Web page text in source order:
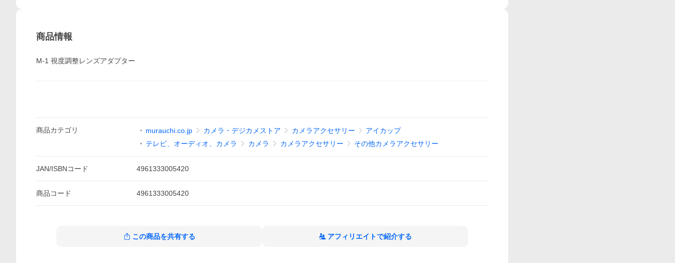
商品情報
M-1 視度調整レンズアダプター
商品カテゴリ murauchi.co.jp カメラ・デジカメストア カメラアクセサリー
アイカップ
テレビ、オーディオ、カメラ
カメラ カメラアクセサリー その他カメラアクセサリー
JAN/ISBNコード 4961333005420
商品コード 4961333005420
この商品を共有する アフィリエイトで紹介する